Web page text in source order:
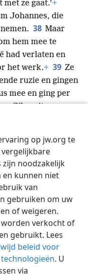
op jw.org te
zijn noodzakelijk
en kunnen niet
van
gebruiken om uw
of weigeren.
worden verkocht of
gebruikt. Lees
beleid voor
. U
via
ze gaat.’+
Johannes, die
38 Maar
hem mee te
had verlaten en
het werk.+ 39 Ze
ruzie en gingen
mee en ging per
Silas uit en
de onverdiende
waar hij de
Instellingen
Society of Pennsylvania
Privacyinstellingen